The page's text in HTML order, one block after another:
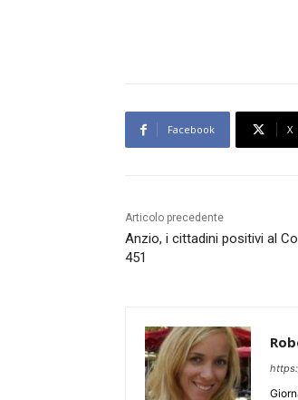
Facebook X
Articolo precedente
Anzio, i cittadini positivi al
451